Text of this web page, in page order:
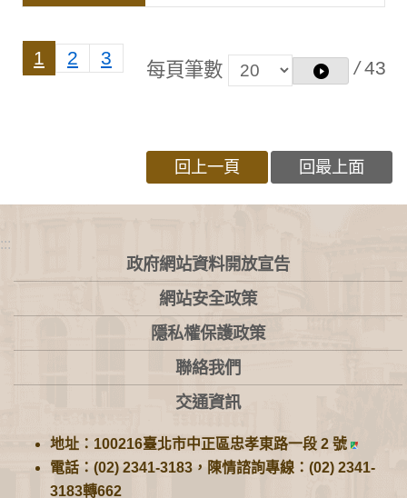
1 2 3
每頁筆數 / 43
回上一頁 回最上面
:::
政府網站資料開放宣告
網站安全政策
隱私權保護政策
聯絡我們
交通資訊
地址：100216臺北市中正區忠孝東路一段 2 號
電話：(02) 2341-3183，陳情諮詢專線：(02) 2341-
3183轉662